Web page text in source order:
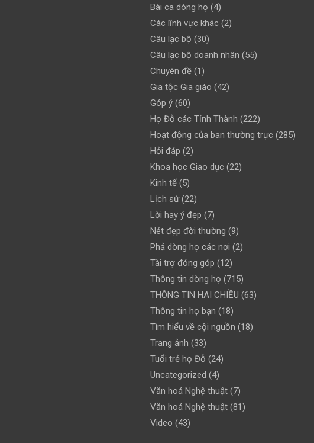
Bài ca dòng họ (4)
Các lĩnh vực khác (2)
Câu lạc bộ (30)
Câu lạc bộ doanh nhân (55)
Chuyên đề (1)
Gia tộc Gia giáo (42)
Góp ý (60)
Họ Đỗ các Tỉnh Thành (222)
Hoạt động của ban thường trực (285)
Hỏi đáp (2)
Khoa học Giao dục (22)
Kinh tế(5)
Lịch sử(22)
Lời hay ý đẹp (7)
Nét đẹp đời thường (9)
Phả dòng họ các nơi (2)
Tài trợ đóng góp (12)
Thông tin dòng họ (715)
THÔNG TIN HAI CHIỀU (63)
Thông tin họ bạn (18)
Tìm hiểu về cội nguồn (18)
Trang ảnh (33)
Tuổi trẻ họ Đỗ (24)
Uncategorized (4)
Văn hoá Nghệ thuật (7)
Văn hoá Nghệ thuật (81)
Video (43)